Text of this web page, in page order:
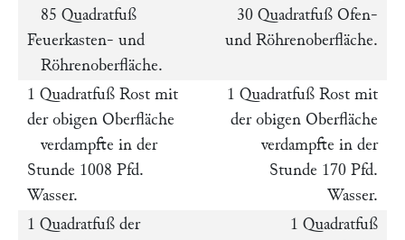
85 Quadratfuß
Feuerkasten- und
Röhrenoberfläche.
30 Quadratfuß Ofen-
und Röhrenoberfläche.
1 Quadratfuß Rost mit
der obigen Oberfläche
verdampfte in der
Stunde 1008 Pfd.
Wasser.
1 Quadratfuß Rost mit
der obigen Oberfläche
verdampfte in der
Stunde 170 Pfd.
Wasser.
1 Quadratfuß der
1 Quadratfuß